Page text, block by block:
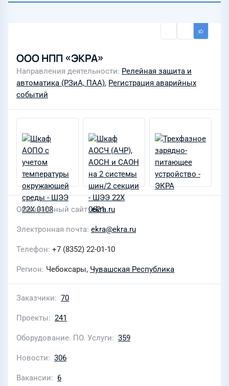
ООО НПП «ЭКРА»
Направления деятельности Релейная защита и
автоматика (РЗиА, ПАА), Регистрация аварийных
событий
Официальный сайт ekra.ru
Электронная почта ekra@ekra.ru
Телефон +7 (8352) 22-01-10
Регион Чебоксары, Чувашская Республика
Заказчики 70
Проекты 241
Оборудование. ПО. Услуги 359
Новости 306
Вакансии 6